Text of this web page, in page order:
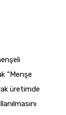
“Menşe
üretimde